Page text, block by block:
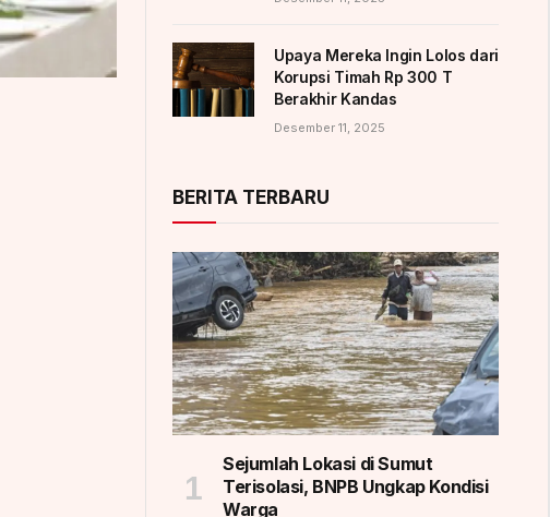
Upaya Mereka Ingin Lolos dari
Korupsi Timah Rp 300 T
Berakhir Kandas
Desember 11, 2025
BERITA TERBARU
Sejumlah Lokasi di Sumut
Terisolasi, BNPB Ungkap Kondisi
Warga